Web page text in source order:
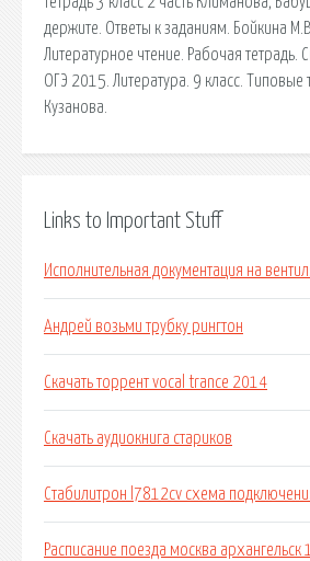
держите. Ответы к заданиям. Бойкина
Литературное чтение. Рабочая тетрадь.
ОГЭ 2015. Литература. 9 класс. Типовые
Кузанова.
Links to Important Stuff
Исполнительная документация на
Андрей возьми трубку рингтон
Скачать торрент vocal trance 2014
Скачать аудиокнига стариков
Стабилитрон l7812cv схема
Расписание поезда москва архангельск